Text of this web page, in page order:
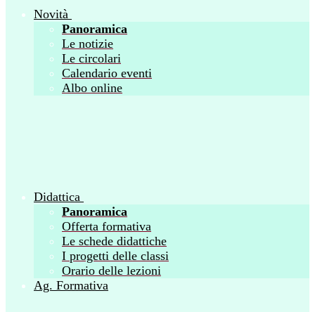
Novità
Panoramica
Le notizie
Le circolari
Calendario eventi
Albo online
Didattica
Panoramica
Offerta formativa
Le schede didattiche
I progetti delle classi
Orario delle lezioni
Ag. Formativa